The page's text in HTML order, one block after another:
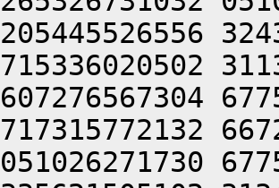
205445526556
715336020502
607276567304
717315772132
051026271730